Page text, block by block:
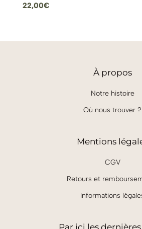
22,00€
Àpropos
Notre histoire
Où nous trouver ?
Mentions
CGV
Retours et
Informations